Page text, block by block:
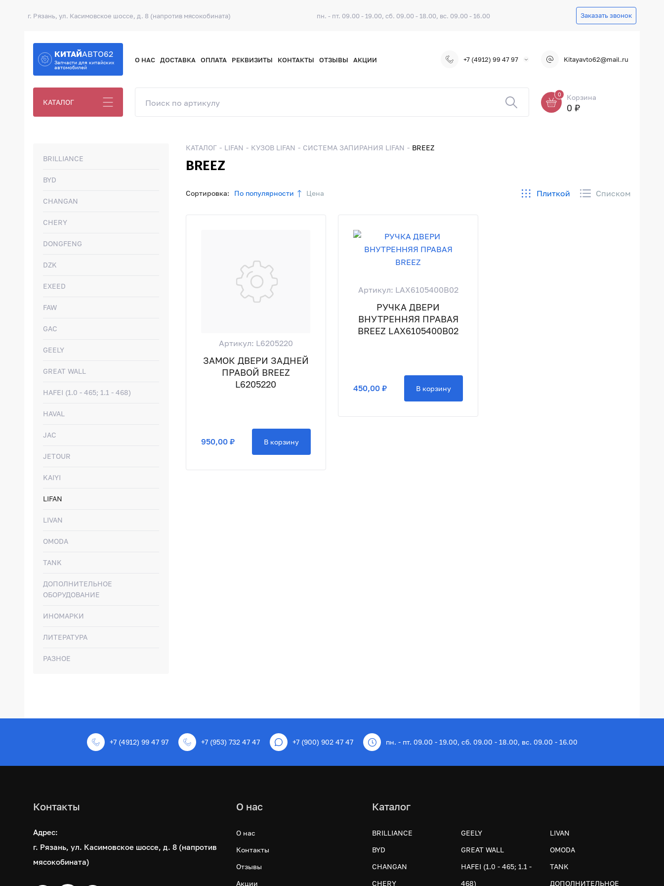
г. Рязань, ул. Касимовское шоссе, д. 8 (напротив мясокобината) пн. - пт. 09.00 - 19.00, сб. 09.00 - 18.00, вс. 09.00 - 16.00 Заказать звонок
КИТАЙАВТО62
Запчасти для китайских
автомобилей
О НАС ДОСТАВКА ОПЛАТА РЕКВИЗИТЫ КОНТАКТЫ ОТЗЫВЫ АКЦИИ +7 (4912) 99 47 97 Kitayavto62@mail.ru
КАТАЛОГ
0 Корзина
0 ₽
BRILLIANCE
BYD
CHANGAN
CHERY
DONGFENG
DZK
EXEED
FAW
GAC
GEELY
GREAT WALL
HAFEI (1.0 - 465; 1.1 - 468)
HAVAL
JAC
JETOUR
KAIYI
LIFAN
LIVAN
OMODA
TANK
ДОПОЛНИТЕЛЬНОЕ
ОБОРУДОВАНИЕ
ИНОМАРКИ
ЛИТЕРАТУРА
РАЗНОЕ
КАТАЛОГ LIFAN КУЗОВ LIFAN СИСТЕМА ЗАПИРАНИЯ LIFAN BREEZ
BREEZ
Сортировка: По популярности Цена Плиткой Списком
Артикул: L6205220
ЗАМОК ДВЕРИ ЗАДНЕЙ
ПРАВОЙ BREEZ
L6205220
950,00 ₽ В корзину
Артикул: LAX6105400B02
РУЧКА ДВЕРИ
ВНУТРЕННЯЯ ПРАВАЯ
BREEZ LAX6105400B02
450,00 ₽ В корзину
+7 (4912) 99 47 97 +7 (953) 732 47 47 +7 (900) 902 47 47 пн. - пт. 09.00 - 19.00, сб. 09.00 - 18.00, вс. 09.00 - 16.00
Контакты
Адрес:
г. Рязань, ул. Касимовское шоссе, д. 8 (напротив
мясокобината)
О нас
О нас
Контакты
Отзывы
Акции
Каталог
BRILLIANCE
BYD
CHANGAN
CHERY
GEELY
GREAT WALL
HAFEI (1.0 - 465; 1.1 -
468)
LIVAN
OMODA
TANK
ДОПОЛНИТЕЛЬНОЕ